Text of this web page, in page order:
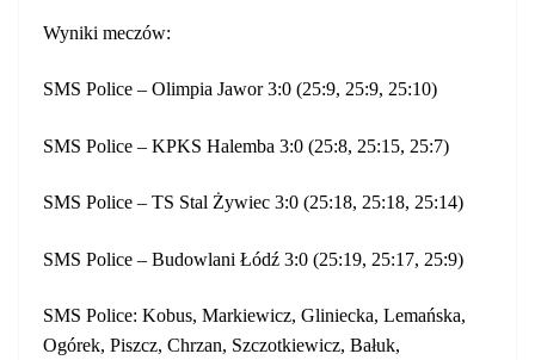
Wyniki meczów:
SMS Police – Olimpia Jawor3:0 (25:9, 25:9, 25:10)
SMS Police – KPKS Halemba 3:0 (25:8, 25:15, 25:7)
SMS Police – TS Stal Żywiec 3:0 (25:18, 25:18, 25:14)
SMS Police – Budowlani Łódź 3:0 (25:19, 25:17, 25:9)
SMS Police: Kobus, Markiewicz, Gliniecka, Lemańska,
Ogórek, Piszcz, Chrzan, Szczotkiewicz, Bałuk,